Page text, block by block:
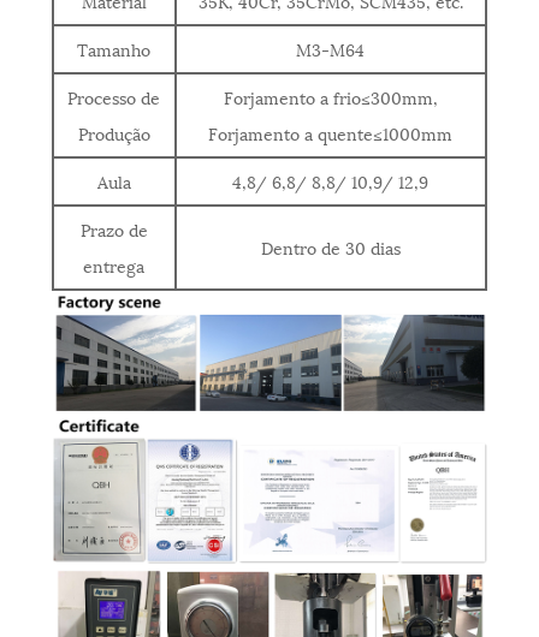
Tamanho
M3-M64
Processo de
Produção
Forjamento a frio≤300mm,
Forjamento a quente≤1000mm
Aula
4,8/ 6,8/ 8,8/ 10,9/ 12,9
Prazo de
entrega
Dentro de 30 dias